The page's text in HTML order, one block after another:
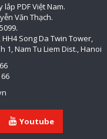
PDF Việt Nam.
Văn Thạch.
Song Da Twin Tower,
1, Nam Tu Liem Dist., Hanoi
Youtube